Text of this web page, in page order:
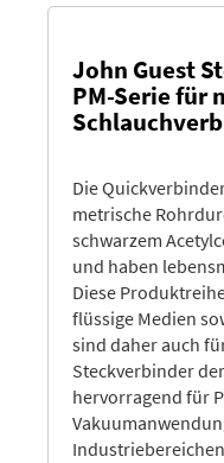
John Guest
PM-Serie für
Die
metrische
schwarzem
und haben
Diese
flüssige Medien
sind daher auch
Steckverbinder
hervorragend für